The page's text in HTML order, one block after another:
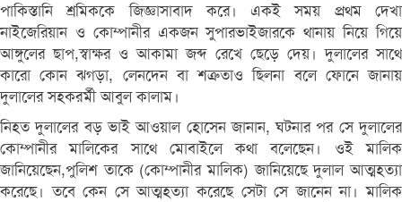
পাকিস্তানি শ্রমিককে জিজ্ঞাসাবাদ করে। একই সময় প্রথম দেখা
নাইজেরিয়ান ও কোম্পানীর একজন সুপারভাইজারকে থানায় নিয়ে গিয়ে
আঙ্গুলের ছাপ,স্বাক্ষর ও আকামা জব্দ রেখে ছেড়ে দেয়। দুলালের সাথে
কারো কোন ঝগড়া, লেনদেন বা শত্রুতাও ছিলনা বলে ফোনে জানায়
দুলালের সহকর্র্মী আবুল কালাম।
নিহত দুলালের বড় ভাই আওয়াল হোসেন জানান, ঘটনার পর সে দুলালের
কোম্পানীর মালিকের সাথে মোবাইলে কথা বলেছেন। ওই মালিক
জানিয়েছেন,পুলিশ তাকে (কোম্পানীর মালিক) জানিয়েছে দুলাল আত্মহত্যা
করেছে। তবে কেন সে আত্মহত্যা করেছে সেটা সে জানেন না। মালিক